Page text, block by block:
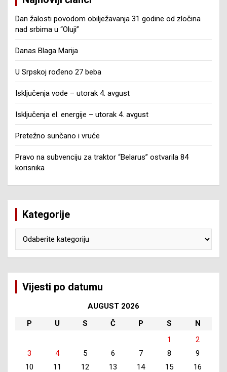
Dan žalosti povodom obilježavanja 31 godine od zločina
nad srbima u “Oluji”
Danas Blaga Marija
U Srpskoj rođeno 27 beba
Isključenja vode – utorak 4. avgust
Isključenja el. energije – utorak 4. avgust
Pretežno sunčano i vruće
Pravo na subvenciju za traktor “Belarus” ostvarila 84
korisnika
Kategorije
Vijesti po datumu
AUGUST 2026
P
U S Č P S
N
1
2
3
4 5 6 7 8
9
10
11 12 13 14 15
16